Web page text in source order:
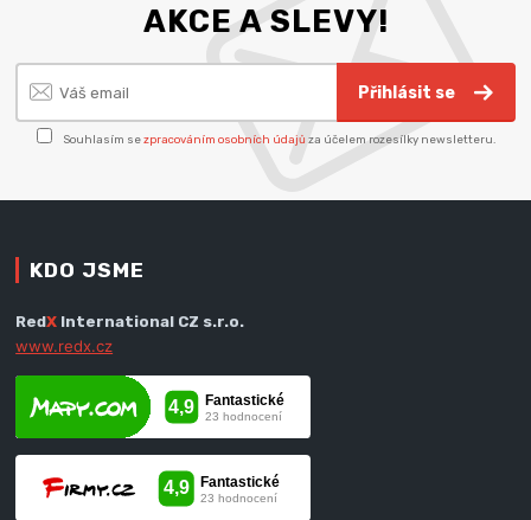
AKCE A SLEVY!
Přihlásit se
Souhlasím sezpracováním osobních údajů za účelem rozesílky newsletteru.
KDO JSME
RedX International CZ s.r.o.
www.redx.cz